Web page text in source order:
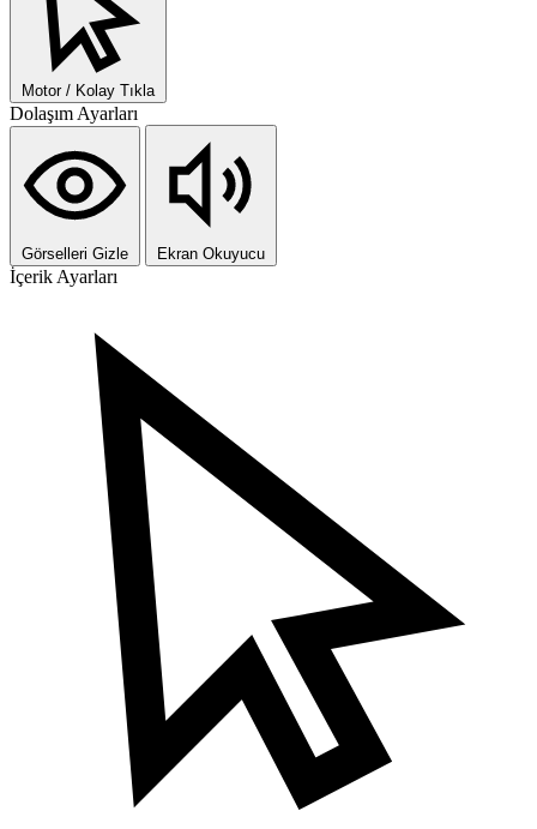
Motor / Kolay Tıkla
Dolaşım Ayarları
Görselleri Gizle Ekran Okuyucu
İçerik Ayarları